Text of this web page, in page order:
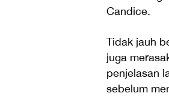
Candice.
Tidak jauh
juga
penjelasan
sebelum